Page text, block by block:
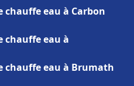
eau à Carbon
chauffe eau à
eau à Brumath